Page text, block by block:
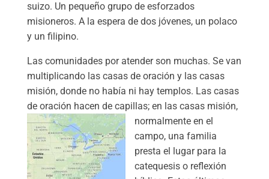
suizo. Un pequeño grupo de esforzados
misioneros. A la espera de dos jóvenes, un polaco
y un filipino.
Las comunidades por atender son muchas. Se van
multiplicando las casas de oración y las casas
misión, donde no había ni hay templos. Las casas
de oración hacen de capillas; en las casas misión,
normalmente en el
campo, una familia
presta el lugar para la
catequesis o reflexión